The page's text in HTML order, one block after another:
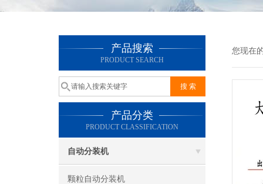
产品搜索
PRODUCT SEARCH
产品分类
PRODUCT CLASSIFICATION
自动分装机
颗粒自动分装机
您现在